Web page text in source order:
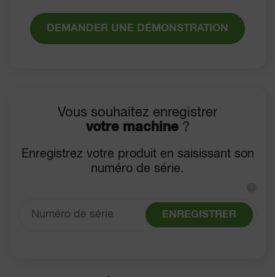
DEMANDER UNE DÉMONSTRATION
Vous souhaitez enregistrer
votre machine ?
Enregistrez votre produit en saisissant son
numéro de série.
ENREGISTRER